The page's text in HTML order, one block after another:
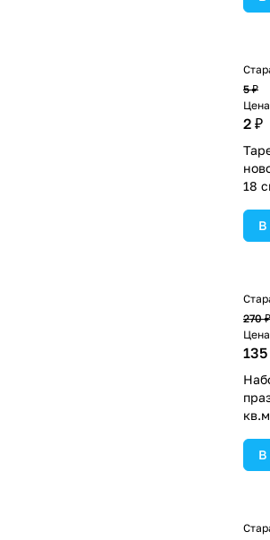
5 ₽
2 ₽
18
В
270 ₽
135
В